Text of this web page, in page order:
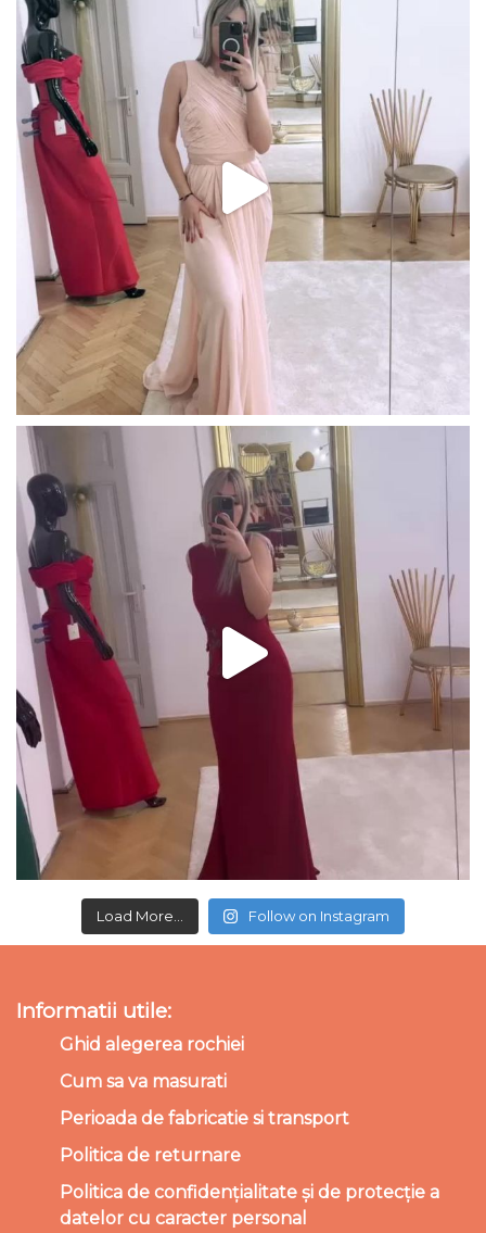
Load More... Follow on Instagram
Informatii utile:
Ghid alegerea rochiei
Cum sa va masurati
Perioada de fabricatie si transport
Politica de returnare
Politica de confidențialitate și de protecție a
datelor cu caracter personal